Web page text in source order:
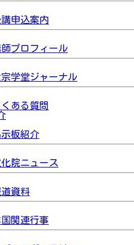
講申込案内
プロフィール
学堂ジャーナル
ある質問
板紹介
院ニュース
資料
関連行事